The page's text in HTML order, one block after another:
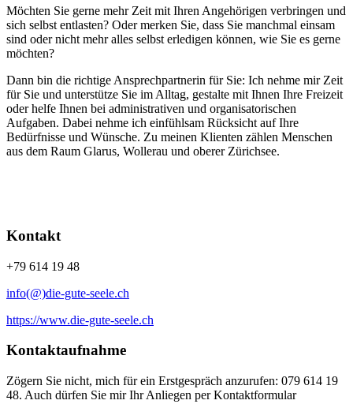
Möchten Sie gerne mehr Zeit mit Ihren Angehörigen verbringen und
sich selbst entlasten? Oder merken Sie, dass Sie manchmal einsam
sind oder nicht mehr alles selbst erledigen können, wie Sie es gerne
möchten?
Dann bin die richtige Ansprechpartnerin für Sie: Ich nehme mir Zeit
für Sie und unterstütze Sie im Alltag, gestalte mit Ihnen Ihre Freizeit
oder helfe Ihnen bei administrativen und organisatorischen
Aufgaben. Dabei nehme ich einfühlsam Rücksicht auf Ihre
Bedürfnisse und Wünsche. Zu meinen Klienten zählen Menschen
aus dem Raum Glarus, Wollerau und oberer Zürichsee.
Kontakt
+79 614 19 48
info(@)die-gute-seele.ch
https://www.die-gute-seele.ch
Kontaktaufnahme
Zögern Sie nicht, mich für ein Erstgespräch anzurufen: 079 614 19
48. Auch dürfen Sie mir Ihr Anliegen per Kontaktformular